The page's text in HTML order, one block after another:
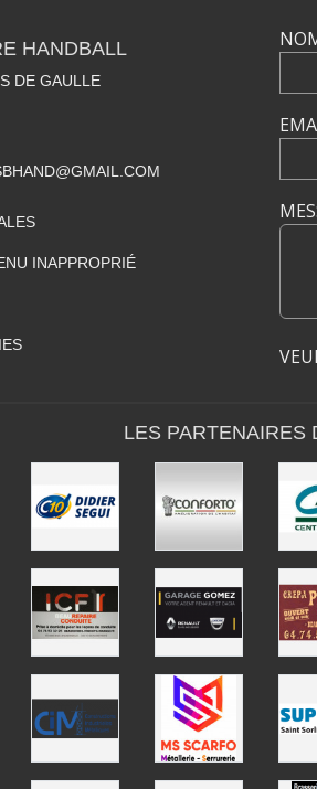
HANDBALL
DE GAULLE
INAPPROPRIÉ
LES PARTENAIRES